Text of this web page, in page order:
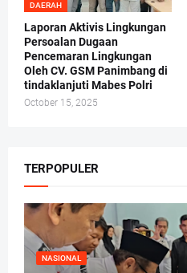
DAERAH
Laporan Aktivis Lingkungan
Persoalan Dugaan
Pencemaran Lingkungan
Oleh CV. GSM Panimbang di
tindaklanjuti Mabes Polri
October 15, 2025
TERPOPULER
NASIONAL